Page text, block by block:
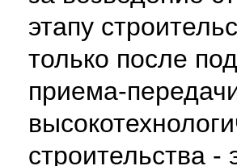
этапу
только после
приема-
строительства -